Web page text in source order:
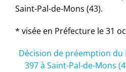
Saint-Pal-de-Mons (43).
* visée en Préfecture le 31
Décision de préemption du
397 à Saint-Pal-de-Mons